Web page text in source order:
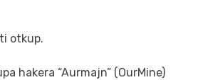
otkup.
hakera “Aurmajn” (OurMine)